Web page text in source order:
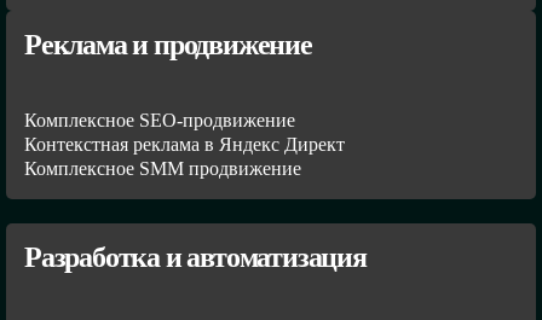
Реклама и продвижение
Комплексное SEO-продвижение
Контекстная реклама в Яндекс Директ
Комплексное SMM продвижение
Разработка и автоматизация